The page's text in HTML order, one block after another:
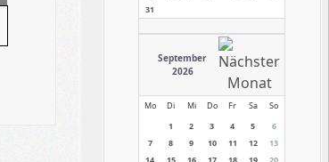
31
September
2026
Mo Di Mi Do Fr Sa
So
1
2 3 4 5
6
7
8 9 10 11 12
13